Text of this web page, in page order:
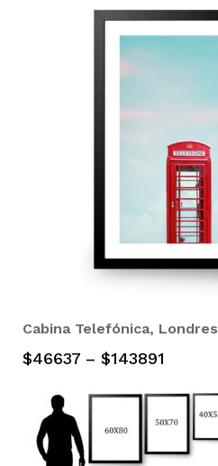
Cabina Telefónica, Londres
$46637 – $143891